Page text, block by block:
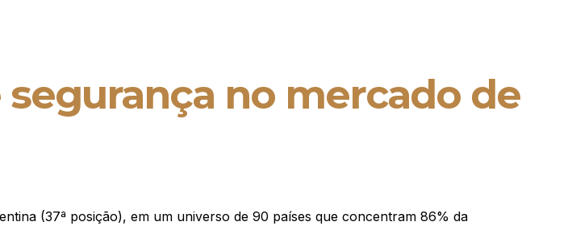
no mercado de
(37ª posição), em um universo de 90 países que concentram 86% da